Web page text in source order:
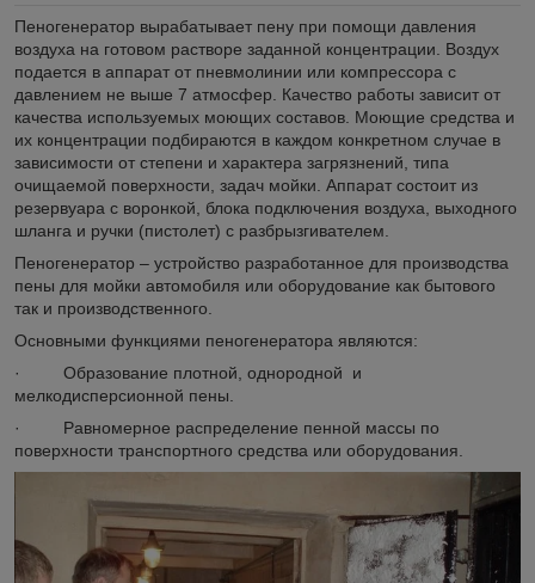
Пеногенератор вырабатывает пену при помощи давления
воздуха на готовом растворе заданной концентрации. Воздух
подается в аппарат от пневмолинии или компрессора с
давлением не выше 7 атмосфер. Качество работы зависит от
качества используемых моющих составов. Моющие средства и
их концентрации подбираются в каждом конкретном случае в
зависимости от степени и характера загрязнений, типа
очищаемой поверхности, задач мойки. Аппарат состоит из
резервуара с воронкой, блока подключения воздуха, выходного
шланга и ручки (пистолет) с разбрызгивателем.
Пеногенератор – устройство разработанное для производства
пены для мойки автомобиля или оборудование как бытового
так и производственного.
Основными функциями пеногенератора являются:
· Образование плотной, однородной и
мелкодисперсионной пены.
· Равномерное распределение пенной массы по
поверхности транспортного средства или оборудования.